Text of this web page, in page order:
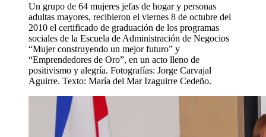
Un grupo de 64 mujeres jefas de hogar y personas
adultas mayores, recibieron el viernes 8 de octubre del
2010 el certificado de graduación de los programas
sociales de la Escuela de Administración de Negocios
“Mujer construyendo un mejor futuro” y
“Emprendedores de Oro”, en un acto lleno de
positivismo y alegría. Fotografías: Jorge Carvajal
Aguirre. Texto: María del Mar Izaguirre Cedeño.